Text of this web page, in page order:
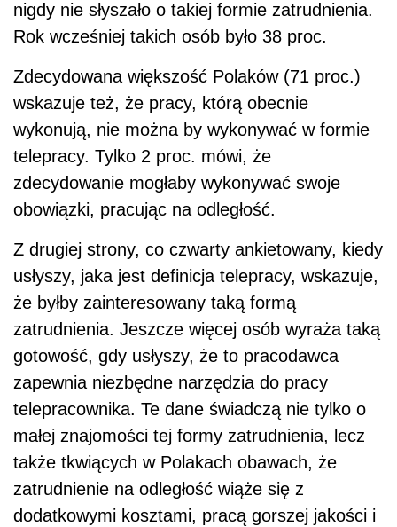
nigdy nie słyszało o takiej formie zatrudnienia.
Rok wcześniej takich osób było 38 proc.
Zdecydowana większość Polaków (71 proc.)
wskazuje też, że pracy, którą obecnie
wykonują, nie można by wykonywać w formie
telepracy. Tylko 2 proc. mówi, że
zdecydowanie mogłaby wykonywać swoje
obowiązki, pracując na odległość.
Z drugiej strony, co czwarty ankietowany, kiedy
usłyszy, jaka jest definicja telepracy, wskazuje,
że byłby zainteresowany taką formą
zatrudnienia. Jeszcze więcej osób wyraża taką
gotowość, gdy usłyszy, że to pracodawca
zapewnia niezbędne narzędzia do pracy
telepracownika. Te dane świadczą nie tylko o
małej znajomości tej formy zatrudnienia, lecz
także tkwiących w Polakach obawach, że
zatrudnienie na odległość wiąże się z
dodatkowymi kosztami, pracą gorszej jakości i